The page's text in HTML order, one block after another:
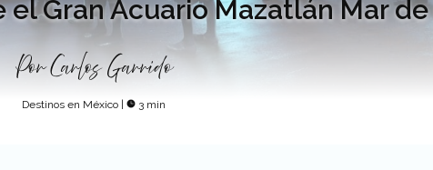
Gran Acuario Mazatlán Mar
PorCarlos Garrido
Destinos en México 3 min